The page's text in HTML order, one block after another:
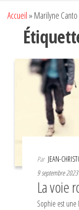
Accueil » Marilyne Canto
Par JEAN-
9 septembre 2023
La voie
Sophie est une